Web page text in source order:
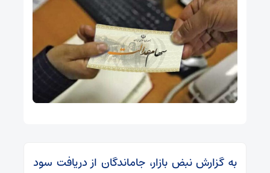
به گزارش نبض بازار، جاماندگان از دریافت سود